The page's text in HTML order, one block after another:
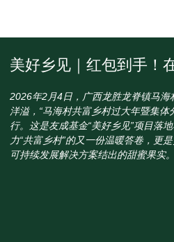
美好乡见｜红包到手！
2026年2月4日，广西龙胜龙脊镇马海
洋溢，“马海村共富乡村过大年暨集体
行。这是友成基金“美好乡见”项目落
力“共富乡村”的又一份温暖答卷，更
可持续发展解决方案结出的甜蜜果实。